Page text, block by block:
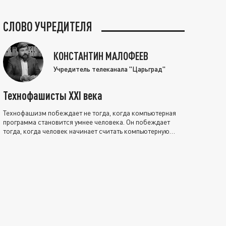
СЛОВО УЧРЕДИТЕЛЯ
КОНСТАНТИН МАЛОФЕЕВ
Учредитель телеканала "Царьград"
Технофашисты XXI века
Технофашизм побеждает не тогда, когда компьютерная
программа становится умнее человека. Он побеждает
тогда, когда человек начинает считать компьютерную